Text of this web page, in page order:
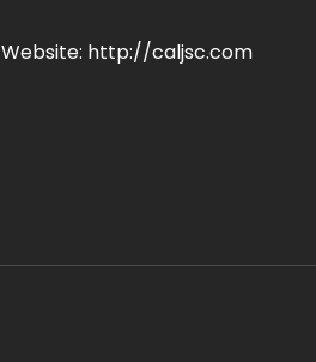
Website: http://caljsc.com